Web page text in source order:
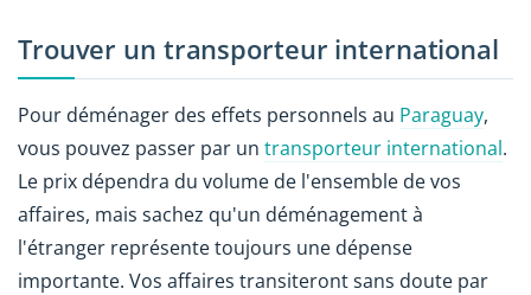
Trouver un transporteur international
Pour déménager des effets personnels au Paraguay,
vous pouvez passer par un transporteur international.
Le prix dépendra du volume de l'ensemble de vos
affaires, mais sachez qu'un déménagement à
l'étranger représente toujours une dépense
importante. Vos affaires transiteront sans doute par